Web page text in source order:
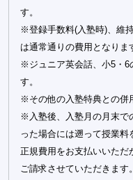
す。
※登録手数料(入塾時)、維
は通常通りの費用となりま
※ジュニア英会話、小5・6
す。
※その他の入塾特典との併
※入塾後、入塾月の月末で
った場合には遡って授業料
正規費用をお支払いいただ
ご請求させていただきます。